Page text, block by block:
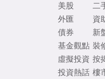
美股
外匯
債券
基金觀點
虛擬投資
投資熱話
二
資
新
裝
按
樓